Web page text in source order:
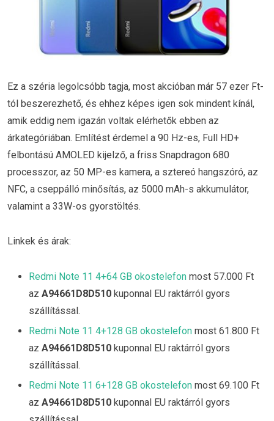
Ez a széria legolcsóbb tagja, most akcióban már 57 ezer Ft-
tól beszerezhető, és ehhez képes igen sok mindent kínál,
amik eddig nem igazán voltak elérhetők ebben az
árkategóriában. Említést érdemel a 90 Hz-es, Full HD+
felbontású AMOLED kijelző, a friss Snapdragon 680
processzor, az 50 MP-es kamera, a sztereó hangszóró, az
NFC, a cseppálló minősítás, az 5000 mAh-s akkumulátor,
valamint a 33W-os gyorstöltés.
Linkek és árak:
Redmi Note 11 4+64 GB okostelefon most 57.000 Ft
az A94661D8D510 kuponnal EU raktárról gyors
szállítással.
Redmi Note 11 4+128 GB okostelefon most 61.800 Ft
az A94661D8D510 kuponnal EU raktárról gyors
szállítással.
Redmi Note 11 6+128 GB okostelefon most 69.100 Ft
az A94661D8D510 kuponnal EU raktárról gyors